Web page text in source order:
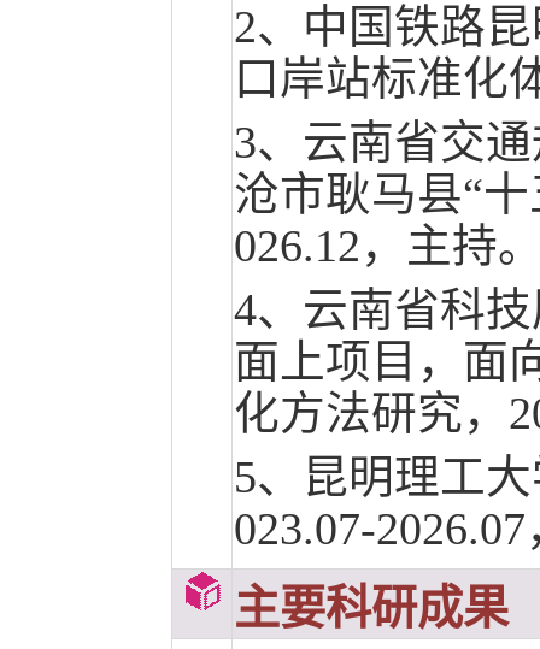
2、中国铁路
口岸站标准化
3、云南省交
沧市耿马县“
026.12，主持
4、云南省科
面上项目，面
化方法研究，
5、昆明理工
023.07-
主要科研成果